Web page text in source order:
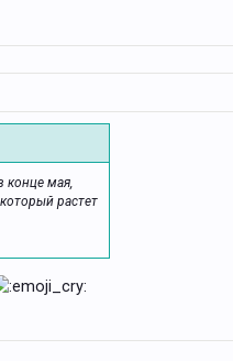
конце мая,
растет